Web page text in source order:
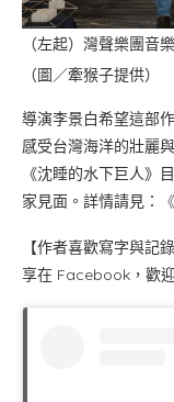
（左起）灣聲樂團音
（圖／牽猴子提供）
導演李景白希望這部
感受台灣海洋的壯麗
《沈睡的水下巨人》
家見面。詳情請見：
【作者喜歡寫字與記
享在 Facebook，歡